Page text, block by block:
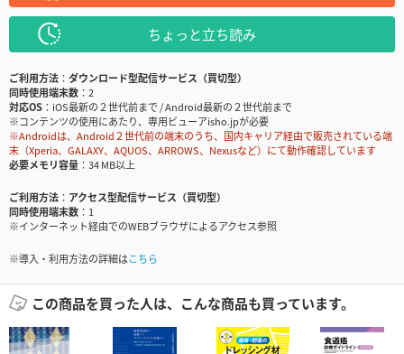
ちょっと立ち読み
ご利用方法
ダウンロード型配信サービス（買切型）
同時使用端末数
2
対応OS
iOS最新の２世代前まで / Android最新の２世代前まで
※コンテンツの使用にあたり、専用ビューアisho.jpが必要
※Androidは、Android２世代前の端末のうち、国内キャリア経由で販売されている端
末（Xperia、GALAXY、AQUOS、ARROWS、Nexusなど）にて動作確認しています
必要メモリ容量
34 MB以上
ご利用方法
アクセス型配信サービス（買切型）
同時使用端末数
1
※インターネット経由でのWEBブラウザによるアクセス参照
※導入・利用方法の詳細はこちら
この商品を買った人は、こんな商品も買っています。